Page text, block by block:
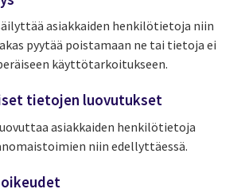
asiakkaiden henkilötietoja niin
pyytää poistamaan ne tai tietoja ei
käyttötarkoitukseen.
tietojen luovutukset
asiakkaiden henkilötietoja
niin edellyttäessä.